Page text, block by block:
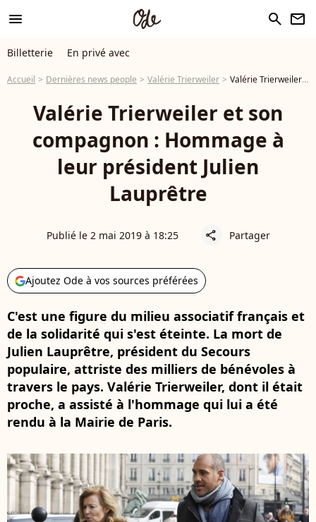
menu search newsletter
Billetterie En privé avec
Accueil Dernières news people Valérie Trierweiler Valérie Trierweiler et son compagnon : Hommage à leur président Julien Lauprêtre
Valérie Trierweiler et son
compagnon : Hommage à
leur président Julien
Lauprêtre
Publié le 2 mai 2019 à 18:25 share Partager
Ajoutez Ode à vos sources préférées
C'est une figure du milieu associatif français et
de la solidarité qui s'est éteinte. La mort de
Julien Lauprêtre, président du Secours
populaire, attriste des milliers de bénévoles à
travers le pays. Valérie Trierweiler, dont il était
proche, a assisté à l'hommage qui lui a été
rendu à la Mairie de Paris.